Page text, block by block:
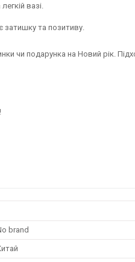
вазі.
затишку та позитиву.
чи подарунка на Новий рік.
brand